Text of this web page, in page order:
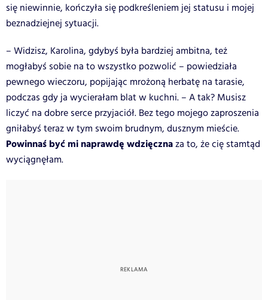
się niewinnie, kończyła się podkreśleniem jej statusu i mojej
beznadziejnej sytuacji.
– Widzisz, Karolina, gdybyś była bardziej ambitna, też
mogłabyś sobie na to wszystko pozwolić – powiedziała
pewnego wieczoru, popijając mrożoną herbatę na tarasie,
podczas gdy ja wycierałam blat w kuchni. – A tak? Musisz
liczyć na dobre serce przyjaciół. Bez tego mojego zaproszenia
gniłabyś teraz w tym swoim brudnym, dusznym mieście.
Powinnaś być mi naprawdę wdzięcznaza to, że cię stamtąd
wyciągnęłam.